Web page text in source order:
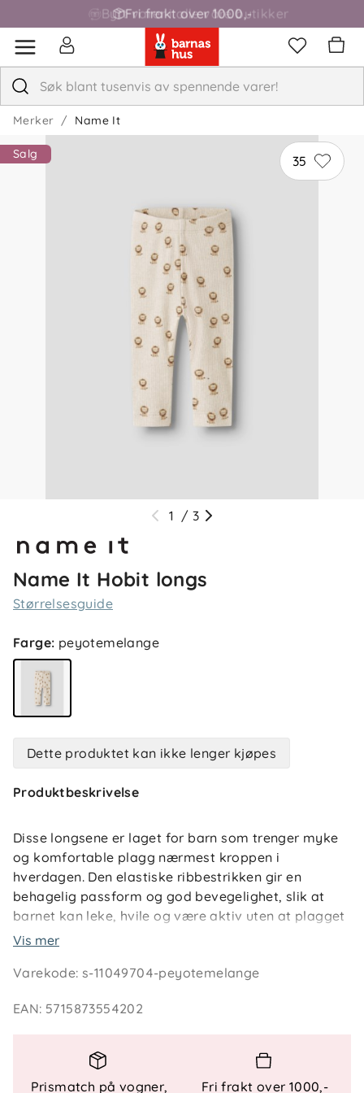
Fri frakt over 1000,-
Merker Name It
35
Salg
1 / 3
Name It Hobit longs
Størrelsesguide
Farge: peyotemelange
Dette produktet kan ikke lenger kjøpes
Produktbeskrivelse
Disse longsene er laget for barn som trenger myke
og komfortable plagg nærmest kroppen i
hverdagen. Den elastiske ribbestrikken gir en
behagelig passform og god bevegelighet, slik at
barnet kan leke, hvile og være aktiv uten at plagget
strammer.
Det heldekkende printet gir et lekent uttrykk,
godt egnet både alene og som et lag under andre
sitter komfortabelt gjennom hele dagen.
Vis mer
Varekode:s-11049704-peyotemelange
EAN: 5715873554202
Prismatch på vogner,
Fri frakt over 1000,-